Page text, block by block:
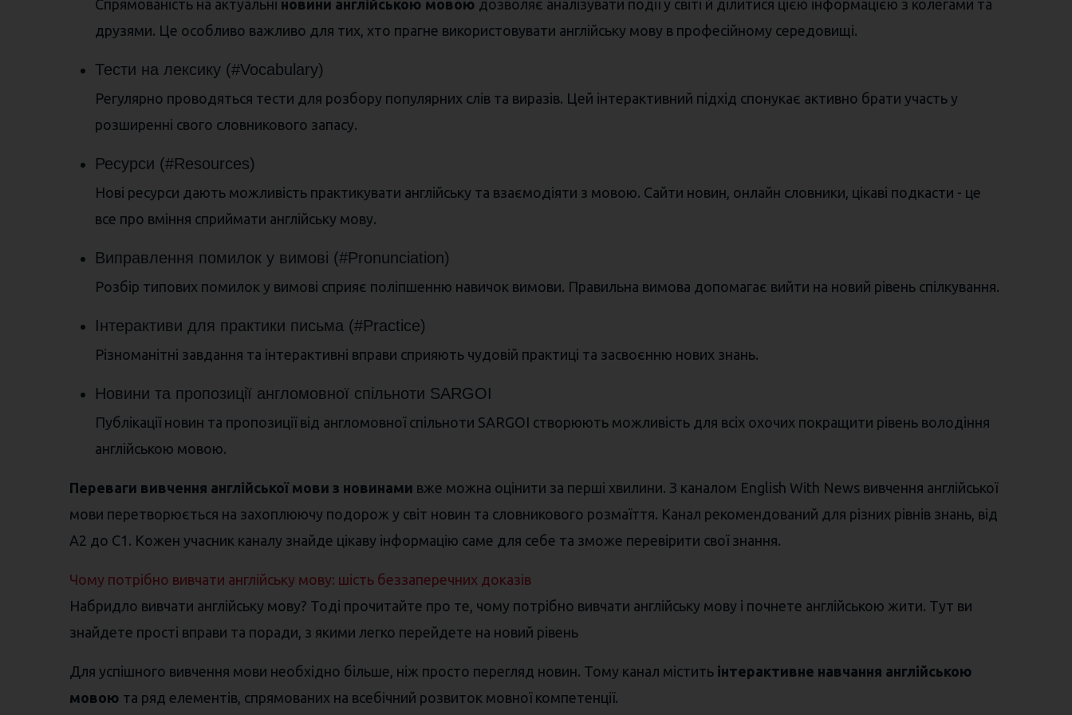
Спрямованість на актуальні новини англійською мовою дозволяє аналізувати події у світі й ділитися цією інформацією з колегами та
друзями. Це особливо важливо для тих, хто прагне використовувати англійську мову в професійному середовищі.
Тести на лексику (#Vocabulary)
Регулярно проводяться тести для розбору популярних слів та виразів. Цей інтерактивний підхід спонукає активно брати участь у
розширенні свого словникового запасу.
Ресурси (#Resources)
Нові ресурси дають можливість практикувати англійську та взаємодіяти з мовою. Сайти новин, онлайн словники, цікаві подкасти - це
все про вміння сприймати англійську мову.
Виправлення помилок у вимові (#Pronunciation)
Розбір типових помилок у вимові сприяє поліпшенню навичок вимови. Правильна вимова допомагає вийти на новий рівень спілкування.
Інтерактиви для практики письма (#Practice)
Різноманітні завдання та інтерактивні вправи сприяють чудовій практиці та засвоєнню нових знань.
Новини та пропозиції англомовної спільноти SARGOI
Публікації новин та пропозиції від англомовної спільноти SARGOI створюють можливість для всіх охочих покращити рівень володіння
англійською мовою.
Переваги вивчення англійської мови з новинами вже можна оцінити за перші хвилини. З каналом English With News вивчення англійської
мови перетворюється на захоплюючу подорож у світ новин та словникового розмаїття. Канал рекомендований для різних рівнів знань, від
A2 до C1. Кожен учасник каналу знайде цікаву інформацію саме для себе та зможе перевірити свої знання.
Чому потрібно вивчати англійську мову: шість беззаперечних доказів
Набридло вивчати англійську мову? Тоді прочитайте про те, чому потрібно вивчати англійську мову і почнете англійською жити. Тут ви
знайдете прості вправи та поради, з якими легко перейдете на новий рівень
Для успішного вивчення мови необхідно більше, ніж просто перегляд новин. Тому канал містить інтерактивне навчання англійською
мовою та ряд елементів, спрямованих на всебічний розвиток мовної компетенції.